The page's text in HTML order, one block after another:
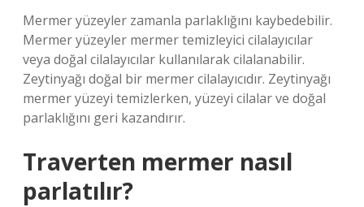
Mermer yüzeyler zamanla parlaklığını kaybedebilir.
Mermer yüzeyler mermer temizleyici cilalayıcılar
veya doğal cilalayıcılar kullanılarak cilalanabilir.
Zeytinyağı doğal bir mermer cilalayıcıdır. Zeytinyağı
mermer yüzeyi temizlerken, yüzeyi cilalar ve doğal
parlaklığını geri kazandırır.
Traverten mermer nasıl
parlatılır?